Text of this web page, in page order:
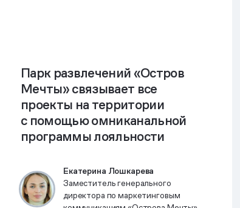
Парк развлечений «Остров
Мечты» связывает все
проекты на территории
с помощью омниканальной
программы лояльности
Екатерина Лошкарева
Заместитель генерального
директора по маркетинговым